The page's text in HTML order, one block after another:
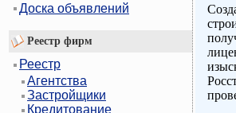
Доска объявлений
Реестр фирм
Реестр
Агентства
Застройщики
Кредитование